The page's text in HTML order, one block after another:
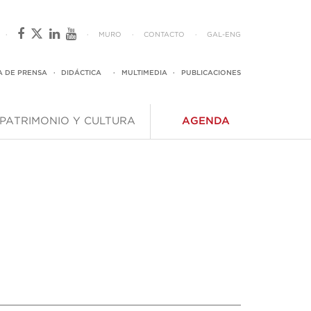
· · MURO · CONTACTO · GAL- ENG
DE PRENSA · DIDÁCTICA · MULTIMEDIA · PUBLICACIONES
PATRIMONIO Y CULTURA AGENDA